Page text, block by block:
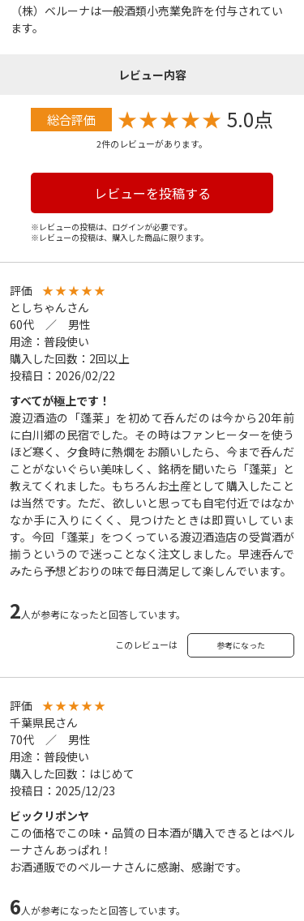
（株）ベルーナは一般酒類小売業免許を付与されてい
ます。
レビュー内容
総合評価 ★★★★★ 5.0点
2件のレビューがあります。
レビューを投稿する
※レビューの投稿は、ログインが必要です。
※レビューの投稿は、購入した商品に限ります。
評価 ★★★★★
としちゃんさん
60代 ／ 男性
用途：普段使い
購入した回数：2回以上
投稿日：2026/02/22
すべてが極上です！
渡辺酒造の「蓬莱」を初めて呑んだのは今から20年前
に白川郷の民宿でした。その時はファンヒーターを使う
ほど寒く、夕食時に熱燗をお願いしたら、今まで呑んだ
ことがないぐらい美味しく、銘柄を聞いたら「蓬莱」と
教えてくれました。もちろんお土産として購入したこと
は当然です。ただ、欲しいと思っても自宅付近ではなか
なか手に入りにくく、見つけたときは即買いしていま
す。今回「蓬莱」をつくっている渡辺酒造店の受賞酒が
揃うというので迷っことなく注文しました。早速呑んで
みたら予想どおりの味で毎日満足して楽しんでいます。
2人が参考になったと回答しています。
このレビューは 参考になった
評価 ★★★★★
千葉県民さん
70代 ／ 男性
用途：普段使い
購入した回数：はじめて
投稿日：2025/12/23
ビックリポンヤ
この価格でこの味・品質の日本酒が購入できるとはベル
ーナさんあっぱれ！
お酒通販でのベルーナさんに感謝、感謝です。
6人が参考になったと回答しています。